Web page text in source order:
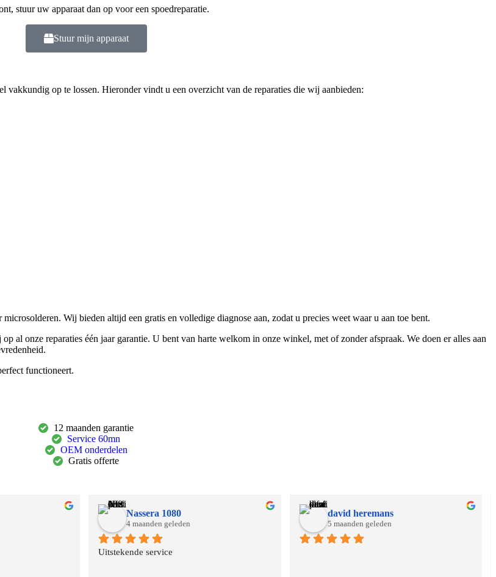
stuur uw apparaat dan op voor een spoedreparatie.
Stuur mijn apparaat
vakkundig op te lossen. Hieronder vindt u een overzicht van de reparaties die wij aanbieden:
Wij bieden altijd een gratis en volledige diagnose aan, zodat u precies weet waar u aan toe bent.
onze reparaties één jaar garantie. U bent van harte welkom in onze winkel, met of zonder afspraak. We doen er alles aan
functioneert.
12 maanden garantie
Service 60mn
OEM onderdelen
Gratis offerte
Nassera 1080
4 maanden geleden
Uitstekende service
david heremans
5 maanden geleden